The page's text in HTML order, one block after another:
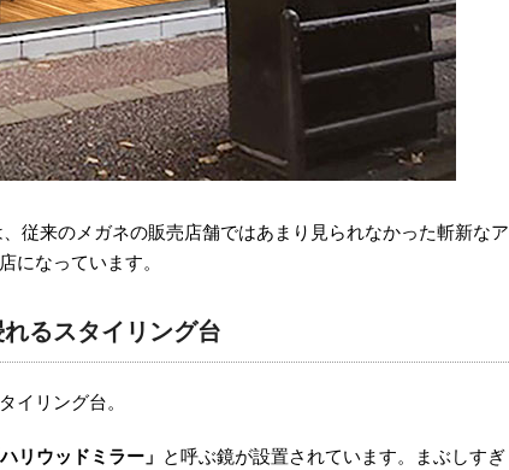
従来のメガネの販売店舗ではあまり見られなかった斬新なア
になっています。
るスタイリング台
イリング台。
ハリウッドミラー」 と呼ぶ鏡が設置されています。まぶしすぎ